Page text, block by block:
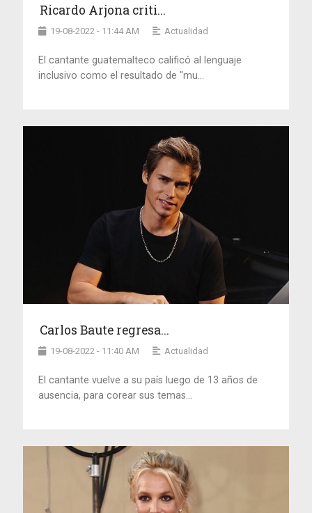
Ricardo Arjona criti...
19-08-2022 - 11:44 AM Actualidad
El cantante guatemalteco calificó al lenguaje
inclusivo como el resultado de "mu...
Carlos Baute regresa...
19-08-2022 - 11:40 AM Actualidad
El cantante vuelve a su país luego de 13 años de
ausencia, para corear sus temas...